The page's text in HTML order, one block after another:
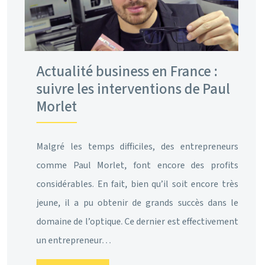
Actualité business en France :
suivre les interventions de Paul
Morlet
Malgré les temps difficiles, des entrepreneurs
comme Paul Morlet, font encore des profits
considérables. En fait, bien qu’il soit encore très
jeune, il a pu obtenir de grands succès dans le
domaine de l’optique. Ce dernier est effectivement
un entrepreneur…